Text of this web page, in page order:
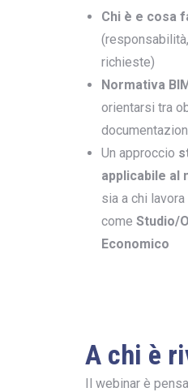
Chi è e cosa
richieste)
Normativa
orientarsi tra
Un approccio
applicabile al
sia a chi lavora
come Studio/
Economico
A chi è
Il webinar è